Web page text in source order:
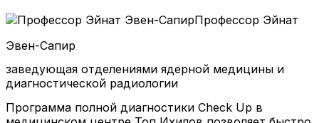
Профессор Эйнат
Эвен-Сапир
заведующая отделениями ядерной медицины и
диагностической радиологии
Программа полной диагностики Check Up в